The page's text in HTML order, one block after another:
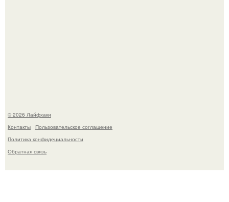
© 2026 Лайфхаки
Контакты
Пользовательское соглашение
Политика конфидециальности
Обратная связь